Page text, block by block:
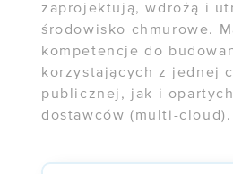
Kto naprawdę
WEBINARY
zaprojektują, wdrożą i
środowisko chmurowe.
kompetencje do
korzystających z jednej
publicznej, jak i
dostawców (multi-cloud).